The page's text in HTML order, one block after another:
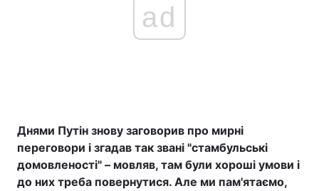
ad
Днями Путін знову заговорив про мирні
переговори і згадав так звані "стамбульські
домовленості" – мовляв, там були хороші умови і
до них треба повернутися. Але ми пам'ятаємо,